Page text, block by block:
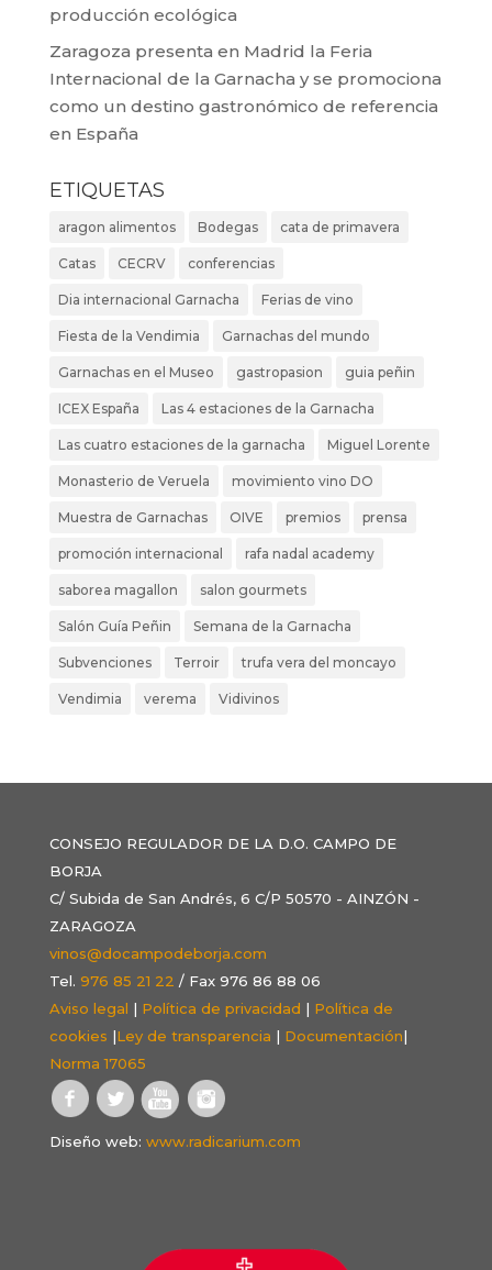
producción ecológica
Zaragoza presenta en Madrid la Feria
Internacional de la Garnacha y se promociona
como un destino gastronómico de referencia
en España
ETIQUETAS
aragon alimentos Bodegas cata de primavera
Catas CECRV conferencias
Dia internacional Garnacha Ferias de vino
Fiesta de la Vendimia Garnachas del mundo
Garnachas en el Museo gastropasion guia peñin
ICEX España Las 4 estaciones de la Garnacha
Las cuatro estaciones de la garnacha Miguel Lorente
Monasterio de Veruela movimiento vino DO
Muestra de Garnachas OIVE premios prensa
promoción internacional rafa nadal academy
saborea magallon salon gourmets
Salón Guía Peñin Semana de la Garnacha
Subvenciones Terroir trufa vera del moncayo
Vendimia verema Vidivinos
CONSEJO REGULADOR DE LA D.O. CAMPO DE
BORJA
C/ Subida de San Andrés, 6 C/P 50570 - AINZÓN -
ZARAGOZA
vinos@docampodeborja.com
Tel. 976 85 21 22 / Fax 976 86 88 06
Aviso legal | Política de privacidad | Política de
cookies |Ley de transparencia | Documentación|
Norma 17065
Diseño web: www.radicarium.com